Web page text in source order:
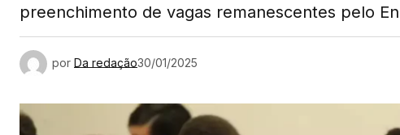
preenchimento de vagas remanescentes pelo
por Da redação30/01/2025